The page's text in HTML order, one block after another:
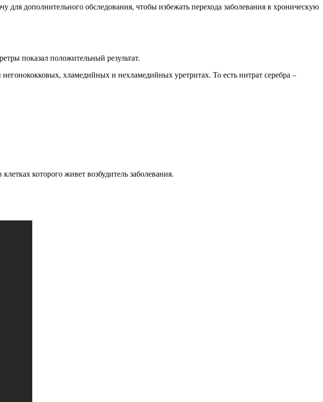
дополнительного обследования, чтобы избежать перехода заболевания в хроническую
показал положительный результат.
хламедийных и нехламедийных уретритах. То есть нитрат серебра –
которого живет возбудитель заболевания.